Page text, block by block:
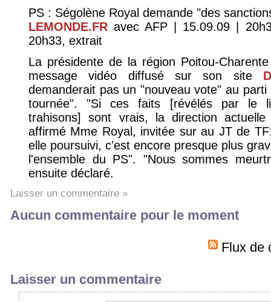
PS : Ségolène Royal demande "des
LEMONDE.FR avec AFP | 15.09.09 |
20h33, extrait
La présidente de la région Poitou-
message vidéo diffusé sur son site
demanderait pas un "nouveau vote" au
tournée". "Si ces faits [révélés par le
trahisons] sont vrais, la direction
affirmé Mme Royal, invitée sur au JT de
elle poursuivi, c'est encore presque plus
l'ensemble du PS". "Nous sommes
ensuite déclaré.
Laisser un commentaire »
Aucun commentaire pour le moment
Flux de
Laisser un commentaire